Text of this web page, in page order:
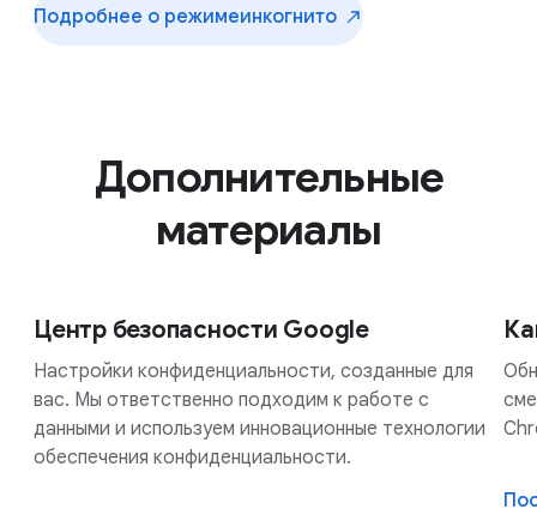
Подробнее о режимеинкогнито
Дополнительные
материалы
Центр безопасности Google
Настройки конфиденциальности, созданные для
вас. Мы ответственно подходим к работе с
данными и используем инновационные технологии
обеспечения конфиденциальности.